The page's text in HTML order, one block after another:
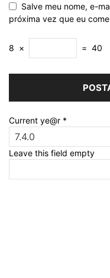
Salve meu nome, e-
próxima vez que eu
8 × = 40
Current ye@r *
Leave this field empty